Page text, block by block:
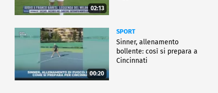
02:13
00:20
SPORT
Sinner, allenamento
bollente: così si prepara a
Cincinnati